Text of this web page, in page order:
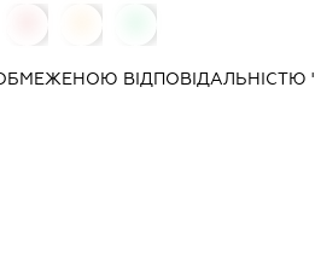
ВІДПОВІДАЛЬНІСТЮ